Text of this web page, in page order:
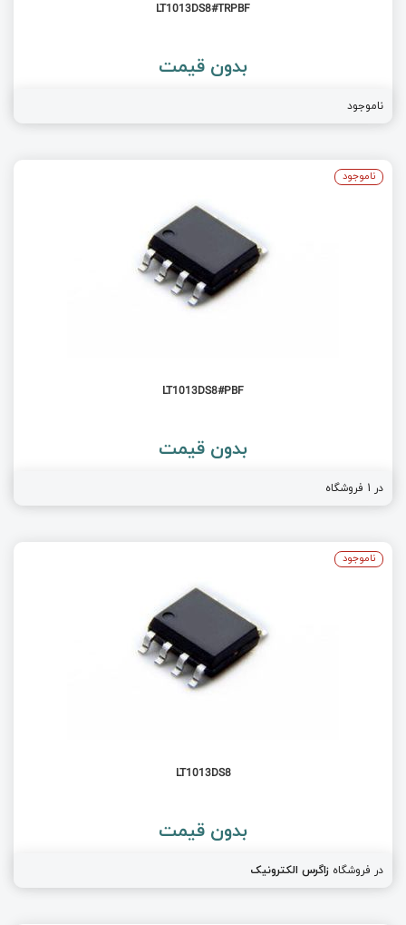
LT1013DS8#TRPBF
بدون قیمت
ناموجود
LT1013DS8#PBF
بدون قیمت
در 1 فروشگاه
ناموجود
LT1013DS8
بدون قیمت
در فروشگاه زاگرس الکترونیک
ناموجود